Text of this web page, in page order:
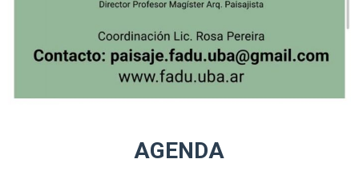
AGENDA